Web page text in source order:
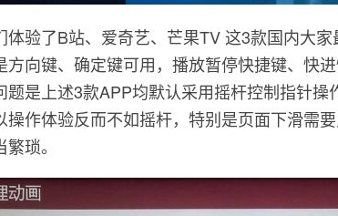
体验了B站、爱奇艺、芒果TV 这3款国内大家
方向键、确定键可用，播放暂停快捷键、快
题是上述3款APP均默认采用摇杆控制指针操
操作体验反而不如摇杆，特别是页面下滑需
琐。